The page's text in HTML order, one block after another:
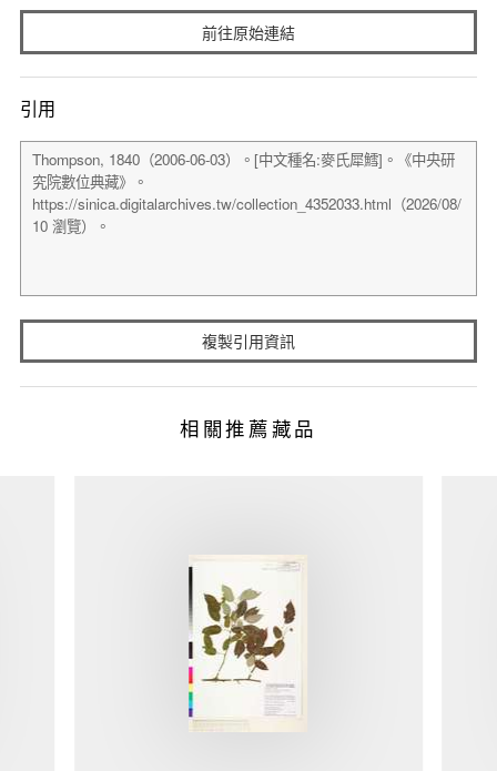
前往原始連結
引用
複製引用資訊
相關推薦藏品